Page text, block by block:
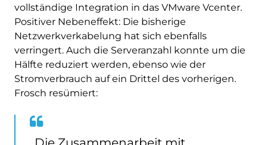
vollständige Integration in das VMware Vcenter.
Positiver Nebeneffekt: Die bisherige
Netzwerkverkabelung hat sich ebenfalls
verringert. Auch die Serveranzahl konnte um die
Hälfte reduziert werden, ebenso wie der
Stromverbrauch auf ein Drittel des vorherigen.
Frosch resümiert: